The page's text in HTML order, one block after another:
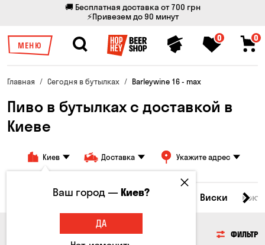
🚚 Бесплатная доставка от 700 грн
⚡Привезем до 90 минут
МЕНЮ
0 0
Главная Сегодня в бутылках Barleywine 16 - max
Пиво в бутылках с доставкой в
Киеве
Киев Доставка Укажите адрес
Все товары Пиво Сидр Виски
ФИЛЬТР
Ваш город —Киев?
ДА